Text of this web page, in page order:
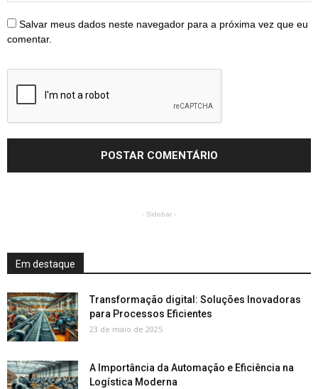
Salvar meus dados neste navegador para a próxima vez que eu
comentar.
- Sidebar -
Em destaque
Transformação digital: Soluções Inovadoras
para Processos Eficientes
23 de maio de 2025
A Importância da Automação e Eficiência na
Logística Moderna